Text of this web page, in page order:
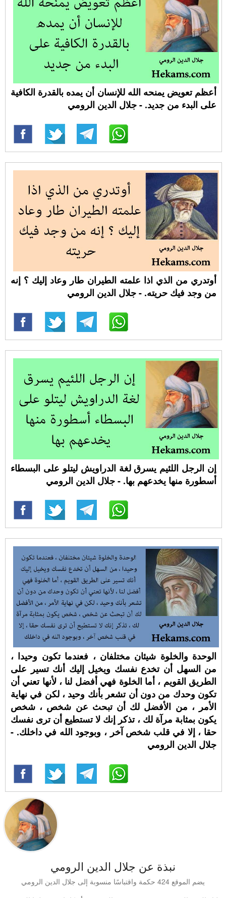
أعظم تعويض يمنحه الله للإنسان أن يمده بالقدرة الكافية
على البدء من جديد. - جلال الدين الرومي
أوتدري من الذي اذا علمته الطيران طار وعاد إليك ؟ إنه
من وجد فيك حريته. - جلال الدين الرومي
إن الرجل اللئيم يسرق لغة الدراويش ليتلو على البسطاء
أسطورة منها يخدعهم بها. - جلال الدين الرومي
الوحدة والخلوة شيئان مختلفان ، فعندما تكون وحيدا ،
من السهل أن تخدع نفسك ويخيل إليك أنك تسير على
الطريق القويم ، أما الخلوة فهي أفضل لنا ، لأنها تعني أن
تكون وحدك من دون أن تشعر بأنك وحيد ، لكن في نهاية
الأمر ، من الأفضل لك أن تبحث عن شخص ، شخص
يكون بمثابة مرآة لك ، تذكر إنك لا تستطيع أن ترى نفسك
حقا ، إلا في قلب شخص آخر ، وبوجود الله في داخلك. -
جلال الدين الرومي
نبذة عن جلال الدين الرومي
يضم الموقع 424 حكمة واقتباسًا منسوبة إلى جلال الدين الرومي